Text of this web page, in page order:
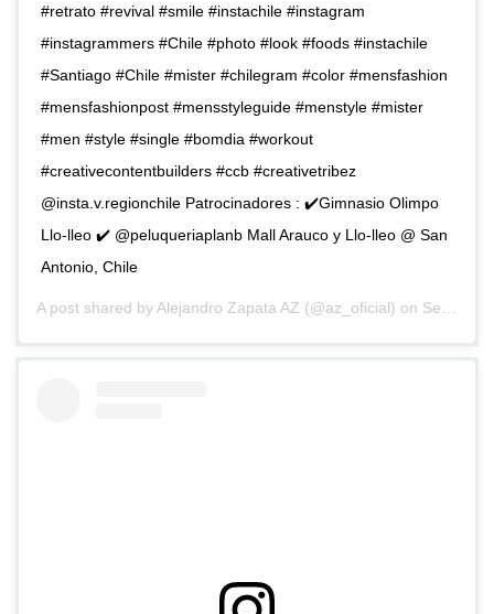
#retrato #revival #smile #instachile #instagram
#instagrammers #Chile #photo #look #foods #instachile
#Santiago #Chile #mister #chilegram #color #mensfashion
#mensfashionpost #mensstyleguide #menstyle #mister
#men #style #single #bomdia #workout
#creativecontentbuilders #ccb #creativetribez
@insta.v.regionchile Patrocinadores : ✔️Gimnasio Olimpo
Llo-lleo ✔️ @peluqueriaplanb Mall Arauco y Llo-lleo @ San
Antonio, Chile
A post shared byAlejandro Zapata AZ (@az_oficial) on Sep 12, 2018 at 6:12pm PDT